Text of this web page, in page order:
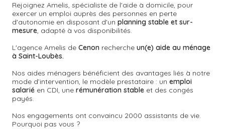
Rejoignez Amelis, spécialiste de l'aide à domicile, pour
exercer un emploi auprès des personnes en perte
d'autonomie en disposant d'un planning stable et sur-
mesure, adapté à vos disponibilités.
L'agence Amelis de Cenon recherche un(e) aide au ménage
à Saint-Loubès.
Nos aides ménagers bénéficient des avantages liés à notre
mode d’intervention, le modèle prestataire : un emploi
salarié en CDI, une rémunération stable et des congés
payés.
Nos engagements ont convaincu 2000 assistants de vie.
Pourquoi pas vous ?